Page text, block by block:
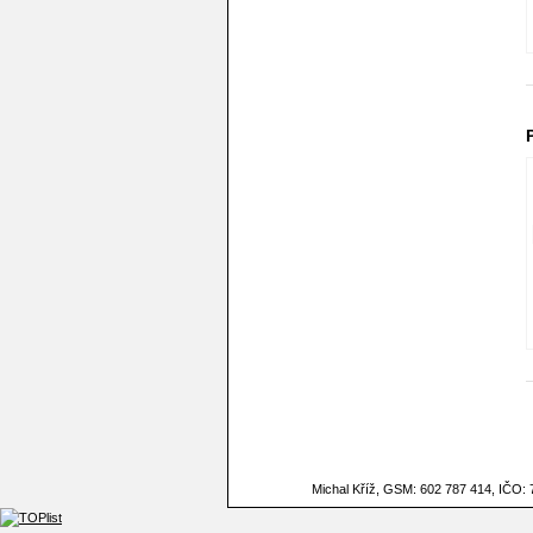
Michal Kříž, GSM: 602 787 414, IČO: